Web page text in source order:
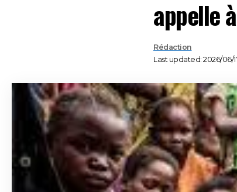
appelle
Last updated: 2026/06/
Rédaction